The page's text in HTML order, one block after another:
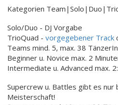
Kategorien
Solo/Duo - DJ Vorgabe
TrioQuad - vorgegebener Track
Teams mind. 5, max. 38
Beginner u. Novice max. 2
Intermediate u. Advanced max.
Supercrew u. Battles gibt es nur
Meisterschaft!